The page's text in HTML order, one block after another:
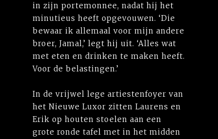
in zijn portemonnee, nadat hij het
minutieus heeft opgevouwen. ‘Die
bewaar ik allemaal voor mijn andere
broer, Jamal,’ legt hij uit. ‘Alles wat
met eten en drinken te maken heeft.
Voor de belastingen.’
In de vrijwel lege artiestenfoyer van
het Nieuwe Luxor zitten Laurens en
Erik op houten stoelen aan een
grote ronde tafel met in het midden